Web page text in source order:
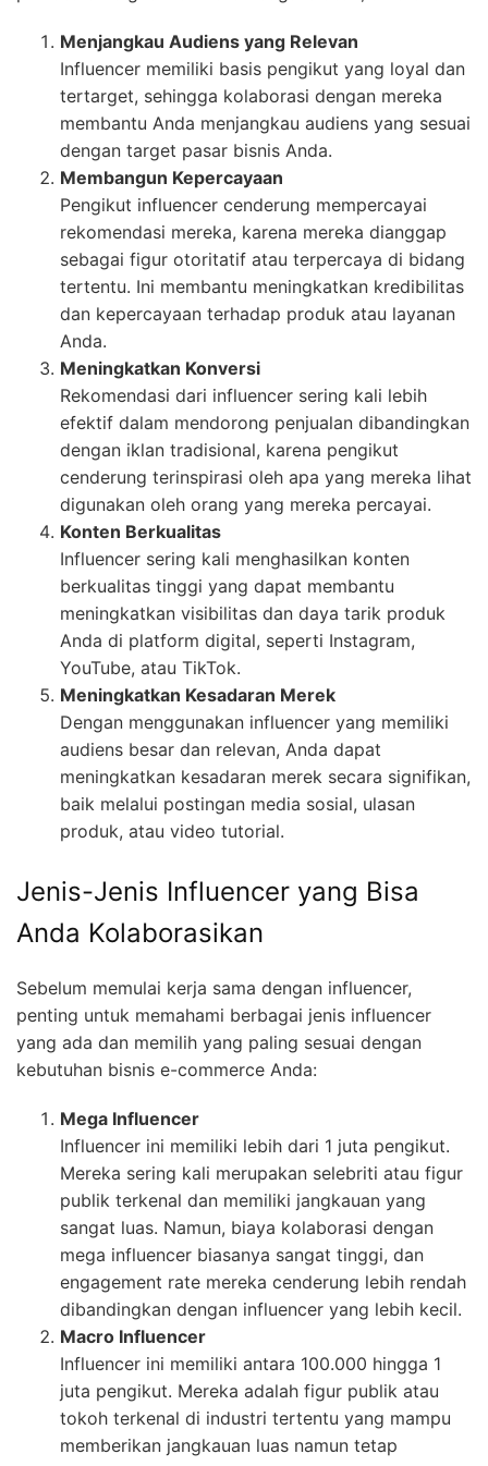
Menjangkau Audiens yang Relevan
Influencer memiliki basis pengikut yang loyal dan
tertarget, sehingga kolaborasi dengan mereka
membantu Anda menjangkau audiens yang sesuai
dengan target pasar bisnis Anda.
Membangun Kepercayaan
Pengikut influencer cenderung mempercayai
rekomendasi mereka, karena mereka dianggap
sebagai figur otoritatif atau terpercaya di bidang
tertentu. Ini membantu meningkatkan kredibilitas
dan kepercayaan terhadap produk atau layanan
Anda.
Meningkatkan Konversi
Rekomendasi dari influencer sering kali lebih
efektif dalam mendorong penjualan dibandingkan
dengan iklan tradisional, karena pengikut
cenderung terinspirasi oleh apa yang mereka lihat
digunakan oleh orang yang mereka percayai.
Konten Berkualitas
Influencer sering kali menghasilkan konten
berkualitas tinggi yang dapat membantu
meningkatkan visibilitas dan daya tarik produk
Anda di platform digital, seperti Instagram,
YouTube, atau TikTok.
Meningkatkan Kesadaran Merek
Dengan menggunakan influencer yang memiliki
audiens besar dan relevan, Anda dapat
meningkatkan kesadaran merek secara signifikan,
baik melalui postingan media sosial, ulasan
produk, atau video tutorial.
Jenis-Jenis Influencer yang Bisa
Anda Kolaborasikan
Sebelum memulai kerja sama dengan influencer,
penting untuk memahami berbagai jenis influencer
yang ada dan memilih yang paling sesuai dengan
kebutuhan bisnis e-commerce Anda:
Mega Influencer
Influencer ini memiliki lebih dari 1 juta pengikut.
Mereka sering kali merupakan selebriti atau figur
publik terkenal dan memiliki jangkauan yang
sangat luas. Namun, biaya kolaborasi dengan
mega influencer biasanya sangat tinggi, dan
engagement rate mereka cenderung lebih rendah
dibandingkan dengan influencer yang lebih kecil.
Macro Influencer
Influencer ini memiliki antara 100.000 hingga 1
juta pengikut. Mereka adalah figur publik atau
tokoh terkenal di industri tertentu yang mampu
memberikan jangkauan luas namun tetap